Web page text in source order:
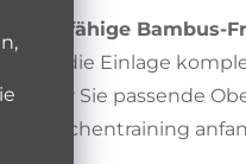
saugfähige Bambus-
wenn die Einlage
die für Sie passende
Töpfchentraining